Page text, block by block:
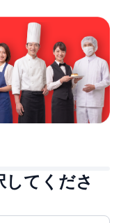
してくださ